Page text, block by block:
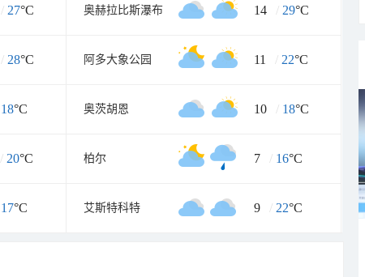
/ 27°C 奥赫拉比斯瀑布 14 / 29°C
/ 28°C 阿多大象公园 11 / 22°C
18°C 奥茨胡恩 10 / 18°C
/ 20°C 柏尔 7 / 16°C
17°C 艾斯特科特 9 / 22°C